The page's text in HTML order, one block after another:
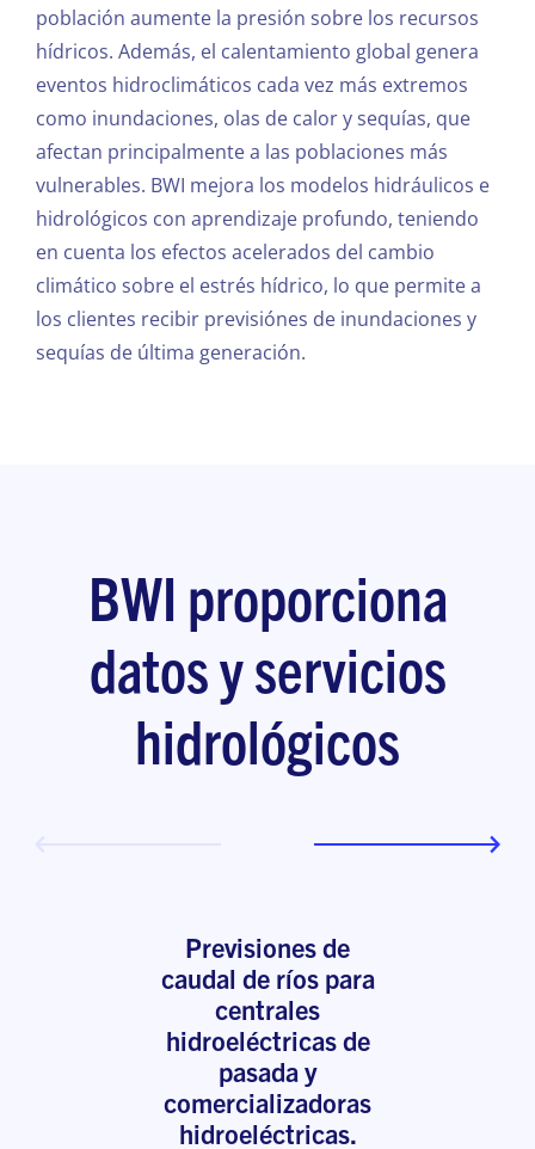
población aumente la presión sobre los recursos
hídricos. Además, el calentamiento global genera
eventos hidroclimáticos cada vez más extremos
como inundaciones, olas de calor y sequías, que
afectan principalmente a las poblaciones más
vulnerables. BWI mejora los modelos hidráulicos e
hidrológicos con aprendizaje profundo, teniendo
en cuenta los efectos acelerados del cambio
climático sobre el estrés hídrico, lo que permite a
los clientes recibir previsiónes de inundaciones y
sequías de última generación.
BWI proporciona
datos y servicios
hidrológicos
Previsiones de
caudal de ríos para
centrales
hidroeléctricas de
pasada y
comercializadoras
hidroeléctricas.